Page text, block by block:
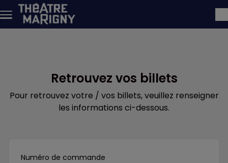
Aller au contenu principal
Retrouvez vos billets
Pour retrouvez votre / vos billets, veuillez renseigner
les informations ci-dessous.
Numéro de commande